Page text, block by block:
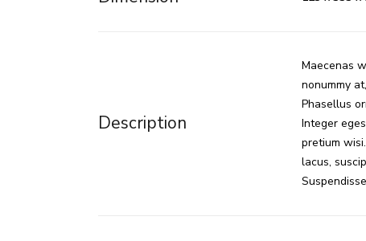
Description
Maecenas
nonummy
Phasellus
Integer
pretium
lacus,